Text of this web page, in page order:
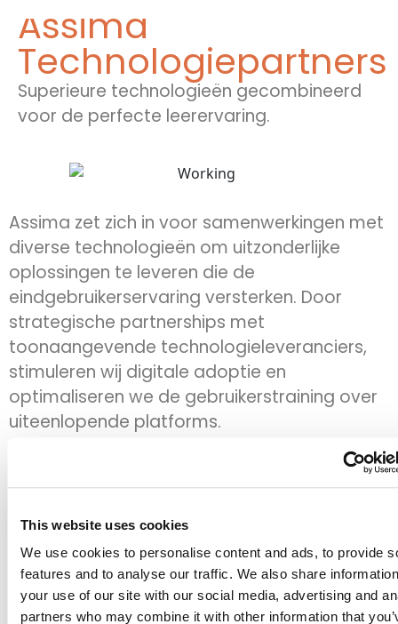
This website uses cookies
We use cookies to personalise content and ads, to provide
features and to analyse our traffic. We also share
your use of our site with our social media, advertising and
partners who may combine it with other information that
Assima
Technologiepartners
Superieure technologieën gecombineerd
voor de perfecte leerervaring.
Assima zet zich in voor samenwerkingen met
diverse technologieën om uitzonderlijke
oplossingen te leveren die de
eindgebruikerservaring versterken. Door
strategische partnerships met
toonaangevende technologieleveranciers,
stimuleren wij digitale adoptie en
optimaliseren we de gebruikerstraining over
uiteenlopende platforms.
Onze
Technologiepartners
Assima werkt samen met Skillable om
digitale adoptieoplossingen te